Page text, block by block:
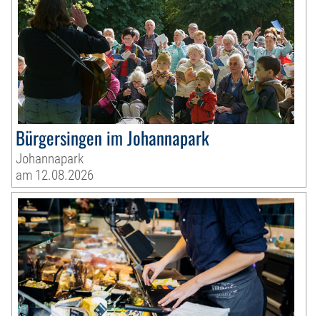
Bürgersingen im Johannapark
Johannapark
am 12.08.2026